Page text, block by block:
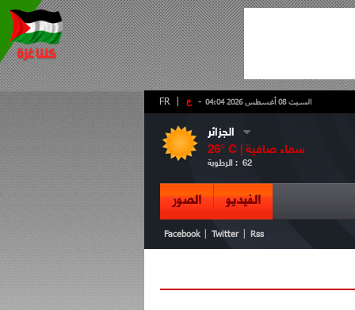
- ع FR السبت 08 أغسطس 2026 04:04
الجزائر
26° C | سماء صافية
الرطوبة : 62
الفيديو الصور
Facebook Twitter Rss